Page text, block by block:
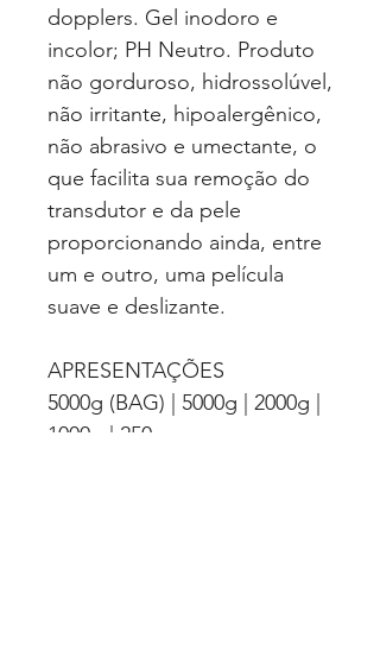
dopplers. Gel inodoro e
incolor; PH Neutro. Produto
não gorduroso, hidrossolúvel,
não irritante, hipoalergênico,
não abrasivo e umectante, o
que facilita sua remoção do
transdutor e da pele
proporcionando ainda, entre
um e outro, uma película
suave e deslizante.
APRESENTAÇÕES
5000g (BAG) | 5000g | 2000g |
1000g | 250g